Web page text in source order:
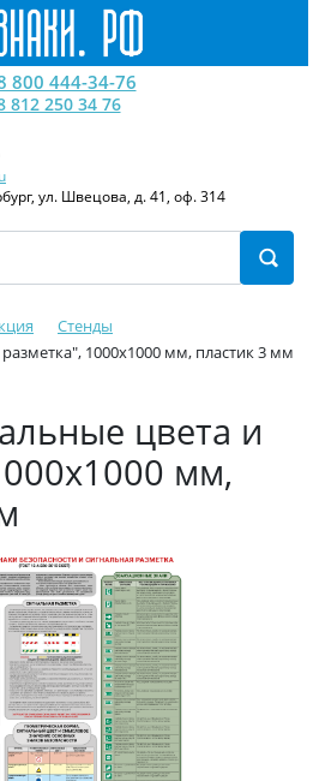
800 444-34-76
812 250 34 76
ул. Швецова, д. 41, оф. 314
Стенды
1000х1000 мм, пластик 3 мм
цвета и
мм,